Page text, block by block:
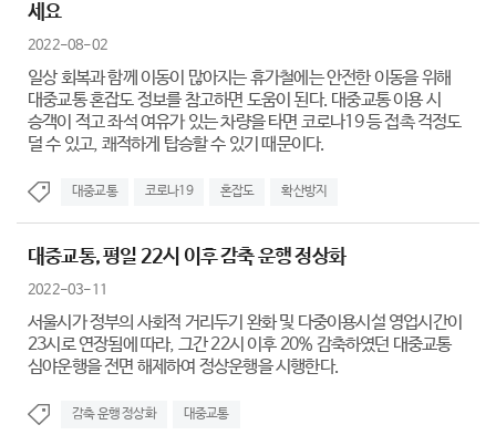
세요
2022-08-02
일상 회복과 함께 이동이 많아지는 휴가철에는 안전한 이동을 위해
대중교통 혼잡도 정보를 참고하면 도움이 된다. 대중교통 이용 시
승객이 적고 좌석 여유가 있는 차량을 타면 코로나19 등 접촉 걱정도
덜 수 있고, 쾌적하게 탑승할 수 있기 때문이다.
대중교통 코로나19 혼잡도 확산방지
대중교통, 평일 22시 이후 감축 운행 정상화
2022-03-11
서울시가 정부의 사회적 거리두기 완화 및 다중이용시설 영업시간이
23시로 연장됨에 따라, 그간 22시 이후 20% 감축하였던 대중교통
심야운행을 전면 해제하여 정상운행을 시행한다.
감축 운행 정상화 대중교통